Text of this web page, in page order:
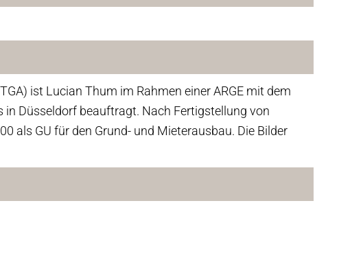
ist Lucian Thum im Rahmen einer ARGE mit dem
Düsseldorf beauftragt. Nach Fertigstellung von
als GU für den Grund- und Mieterausbau. Die Bilder